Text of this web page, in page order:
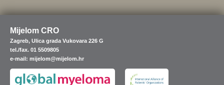
Mijelom CRO
Zagreb, Ulica grada Vukovara 226 G
tel./fax. 01 5509805
e-mail: mijelom@mijelom.hr